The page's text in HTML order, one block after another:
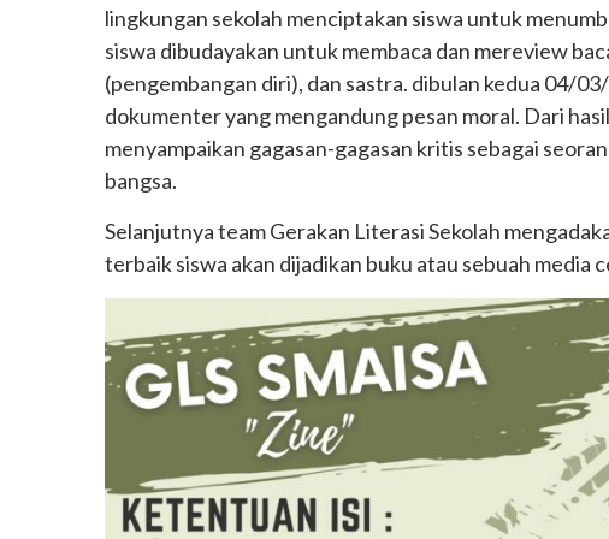
lingkungan sekolah menciptakan siswa untuk
siswa dibudayakan untuk membaca dan mereview
(pengembangan diri), dan sastra. dibulan kedua 04/
dokumenter yang mengandung pesan moral. Dari
menyampaikan gagasan-gagasan kritis sebagai
bangsa.
Selanjutnya team Gerakan Literasi Sekolah
terbaik siswa akan dijadikan buku atau sebuah media